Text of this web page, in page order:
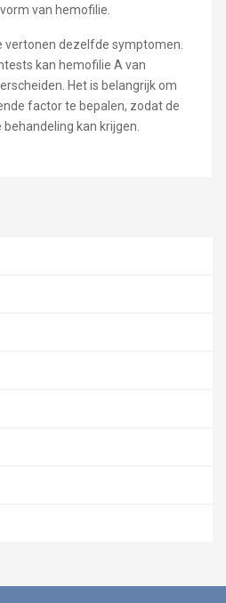
van hemofilie.
vertonen dezelfde symptomen.
kan hemofilie A van
Het is belangrijk om
factor te bepalen, zodat de
kan krijgen.